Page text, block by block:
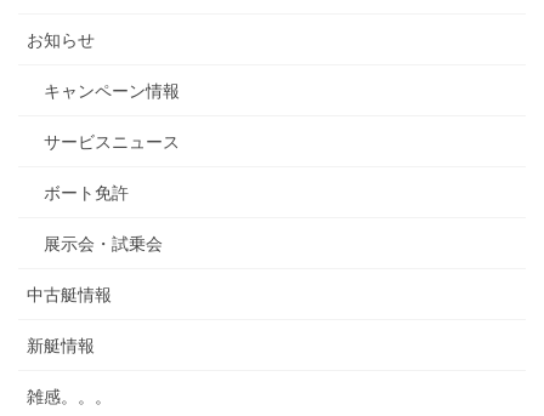
お知らせ
キャンペーン情報
サービスニュース
ボート免許
展示会・試乗会
中古艇情報
新艇情報
雑感。。。